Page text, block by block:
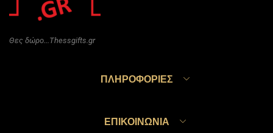
Θες δώρο...Thessgifts.gr
ΠΛΗΡΟΦΟΡΊΕΣ
ΕΠΙΚΟΙΝΩΝΊΑ